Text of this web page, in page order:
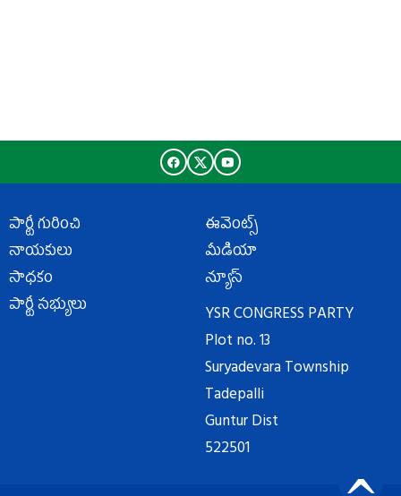
పార్టీ గురించి
నాయకులు
సాధకం
పార్టీ సభ్యులు
ఈవెంట్స్
మీడియా
న్యూస్
YSR CONGRESS PARTY
Plot no. 13
Suryadevara Township
Tadepalli
Guntur Dist
522501